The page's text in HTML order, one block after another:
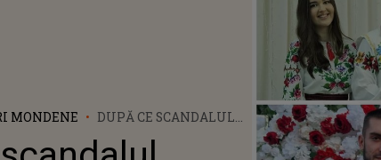
MONDENE
DUPĂ CE SCANDALUL
CUCIUC ȘI BOTGROS A